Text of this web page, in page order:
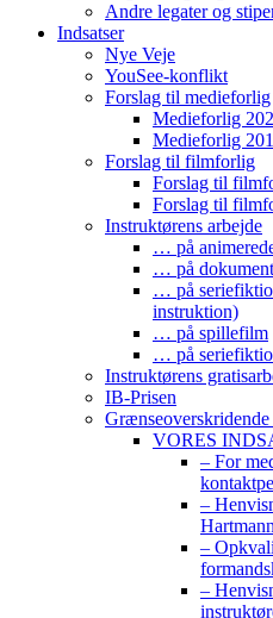
Andre legater og
Indsatser
Nye Veje
YouSee-konflikt
Forslag til medieforlig
Medieforlig
Medieforlig
Forslag til filmforlig
Forslag til
Forslag til
Instruktørens arbejde
… på
… på
… på
instruktion)
… på spillefilm
… på
Instruktørens
IB-Prisen
VORES
– For
–
–
–